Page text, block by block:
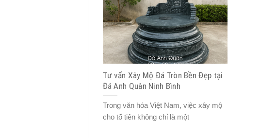
Tư vấn Xây Mộ Đá Tròn Bền Đẹp tại
Đá Anh Quân Ninh Bình
Trong văn hóa Việt Nam, việc xây mộ
cho tổ tiên không chỉ là một